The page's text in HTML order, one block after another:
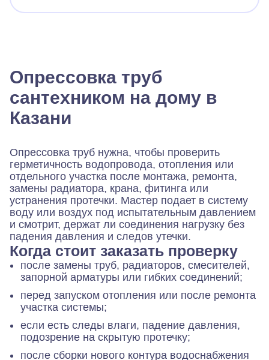
Опрессовка труб
сантехником на дому в
Казани
Опрессовка труб нужна, чтобы проверить
герметичность водопровода, отопления или
отдельного участка после монтажа, ремонта,
замены радиатора, крана, фитинга или
устранения протечки. Мастер подает в систему
воду или воздух под испытательным давлением
и смотрит, держат ли соединения нагрузку без
падения давления и следов утечки.
Когда стоит заказать проверку
после замены труб, радиаторов, смесителей,
запорной арматуры или гибких соединений;
перед запуском отопления или после ремонта
участка системы;
если есть следы влаги, падение давления,
подозрение на скрытую протечку;
после сборки нового контура водоснабжения